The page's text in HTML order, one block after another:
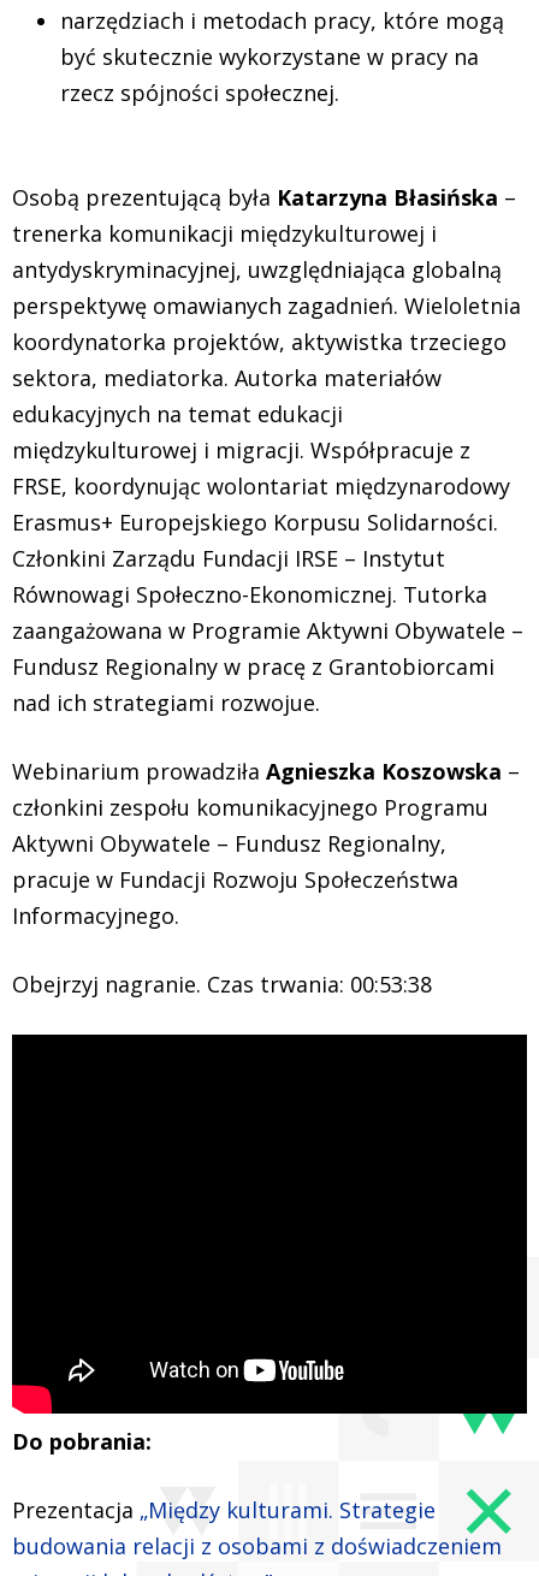
narzędziach i metodach pracy, które mogą
być skutecznie wykorzystane w pracy na
rzecz spójności społecznej.
Osobą prezentującą była Katarzyna Błasińska –
trenerka komunikacji międzykulturowej i
antydyskryminacyjnej, uwzględniająca globalną
perspektywę omawianych zagadnień. Wieloletnia
koordynatorka projektów, aktywistka trzeciego
sektora, mediatorka. Autorka materiałów
edukacyjnych na temat edukacji
międzykulturowej i migracji. Współpracuje z
FRSE, koordynując wolontariat międzynarodowy
Erasmus+ Europejskiego Korpusu Solidarności.
Członkini Zarządu Fundacji IRSE – Instytut
Równowagi Społeczno-Ekonomicznej. Tutorka
zaangażowana w Programie Aktywni Obywatele –
Fundusz Regionalny w pracę z Grantobiorcami
nad ich strategiami rozwojue.
Webinarium prowadziła Agnieszka Koszowska –
członkini zespołu komunikacyjnego Programu
Aktywni Obywatele – Fundusz Regionalny,
pracuje w Fundacji Rozwoju Społeczeństwa
Informacyjnego.
Obejrzyj nagranie. Czas trwania: 00:53:38
Do pobrania:
Prezentacja „Między kulturami. Strategie
budowania relacji z osobami z doświadczeniem